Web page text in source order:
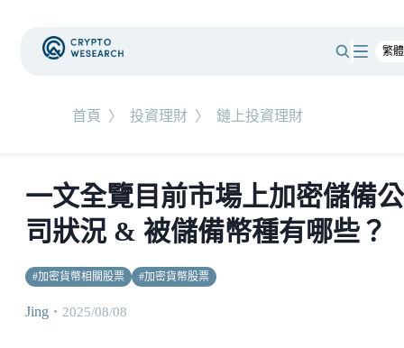
首頁 〉 投資理財 〉 鏈上投資理財
一文全覽目前市場上加密儲備公
司狀況 & 被儲備幣種有哪些？
#加密貨幣相關股票 #加密貨幣股票
Jing ・ 2025/08/08